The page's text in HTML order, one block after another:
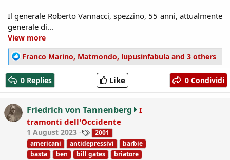
Il generale Roberto Vannacci, spezzino, 55 anni, attualmente
generale di...​
View more
R
e
a
c
t
o
Franco Marino, Matmondo, lupusinfabula and 3 others
0 Replies Like 0 Condividi
Friedrich von Tannenberg
I
tramonti dell'Occidente
1 August 2023
T
a
g
s
2001
americani
antidepressivi
barbie
basta
ben bill gates
briatore